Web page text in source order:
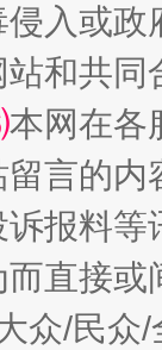
入或
和共
本网在各
言的内
报料
直接
众/民